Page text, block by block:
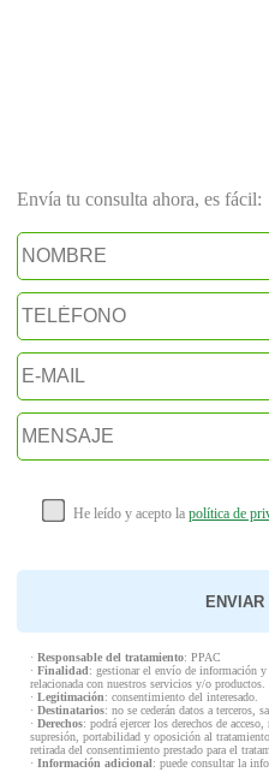
Envía tu consulta ahora, es fácil:
He leído y acepto la política de
· Responsable del tratamiento: PPAC
· Finalidad: gestionar el envío de información y
relacionada con nuestros servicios y/o productos.
· Legitimación: consentimiento del interesado.
· Destinatarios: no se cederán datos a terceros,
· Derechos: podrá ejercer los derechos de
supresión, portabilidad y oposición al
retirada del consentimiento prestado para el
· Información adicional: puede consultar la